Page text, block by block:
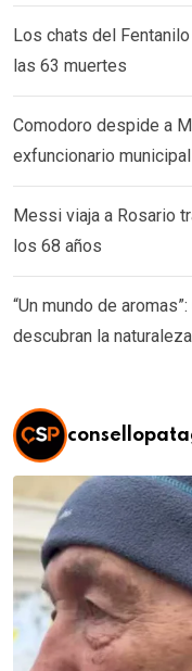
Los chats del
las 63 muertes
Comodoro despide a
exfuncionario municipal
Messi viaja a Rosario
los 68 años
“Un mundo de
descubran la naturaleza